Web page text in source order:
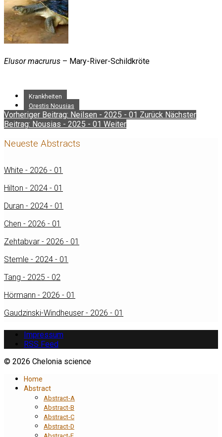
Elusor macrurus – Mary-River-Schildkröte
Krankheiten
Orestis Nousias
Vorheriger Beitrag: Neilsen - 2025 - 01 Zurück Nächster
Beitrag: Nousias - 2025 - 01 Weiter
Neueste Abstracts
White - 2026 - 01
Hilton - 2024 - 01
Duran - 2024 - 01
Chen - 2026 - 01
Zehtabvar - 2026 - 01
Stemle - 2024 - 01
Tang - 2025 - 02
Hörmann - 2026 - 01
Gaudzinski-Windheuser - 2026 - 01
Impressum
RSS Feed
© 2026 Chelonia science
Home
Abstract
Abstract-A
Abstract-B
Abstract-C
Abstract-D